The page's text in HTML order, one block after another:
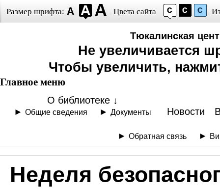
Размер шрифта: Цвета сайта
Тюкалинская
Не увеличивается
Чтобы увеличить,
Главное меню
O библиотеке ↓
Общие сведения Документы Новости
Обратная связь
Неделя